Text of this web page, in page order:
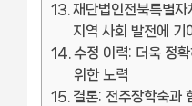
재단법인전북특별
지역 사회 발전에 기
수정 이력: 더욱 정
위한 노력
결론: 전주장학숙과